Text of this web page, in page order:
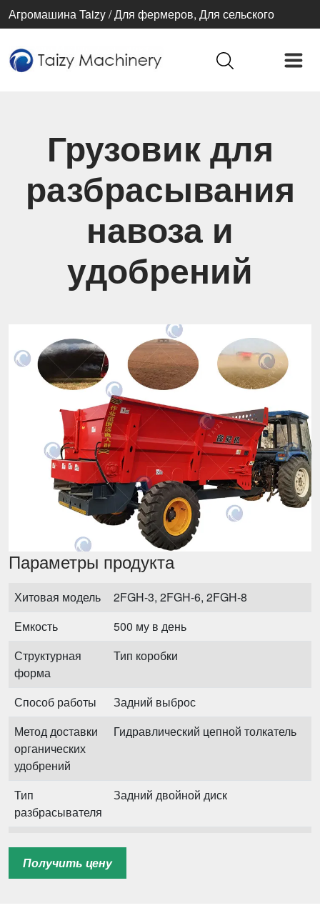
Агромашина Taizy / Для фермеров, Для сельского
Грузовик для
разбрасывания
навоза и
удобрений
Параметры продукта
Хитовая модель
2FGH-3, 2FGH-6, 2FGH-8
Емкость
500 му в день
Структурная
форма
Тип коробки
Способ работы
Задний выброс
Метод доставки
органических
удобрений
Гидравлический цепной толкатель
Тип
разбрасывателя
Задний двойной диск
разбрасывания
Получить цену